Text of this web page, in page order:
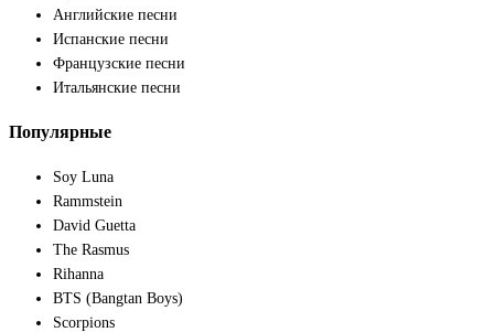
Английские песни
Испанские песни
Французские песни
Итальянские песни
Популярные
Soy Luna
Rammstein
David Guetta
The Rasmus
Rihanna
BTS (Bangtan Boys)
Scorpions